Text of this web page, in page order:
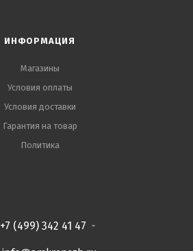
ИНФОРМАЦИЯ
Магазины
Условия оплаты
Условия доставки
Гарантия на товар
Политика
+7 (499) 342 41 47